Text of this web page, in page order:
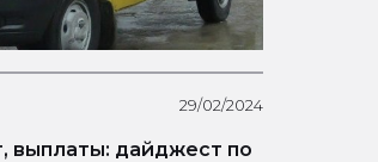
29/02/2024
выплаты: дайджест по